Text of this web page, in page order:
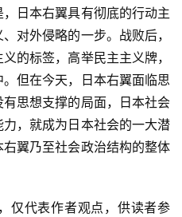
日本右翼具有彻底的行动主
对外侵略的一步。战败后，
的标签，高举民主主义牌，
但在今天，日本右翼面临思
思想支撑的局面，日本社会
，就成为日本社会的一大潜
翼乃至社会政治结构的整体
代表作者观点，供读者参